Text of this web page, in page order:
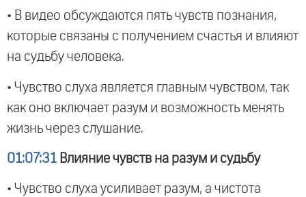
• В видео обсуждаются пять чувств познания,
которые связаны с получением счастья и влияют
на судьбу человека.
• Чувство слуха является главным чувством, так
как оно включает разум и возможность менять
жизнь через слушание.
01:07:31 Влияние чувств на разум и судьбу
• Чувство слуха усиливает разум, а чистота